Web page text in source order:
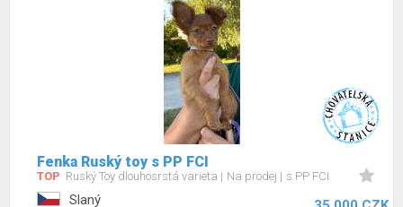
Fenka Ruský toy s PP FCI
TOP Ruský Toy dlouhosrstá varieta Na prodej s PP FCI
Slaný